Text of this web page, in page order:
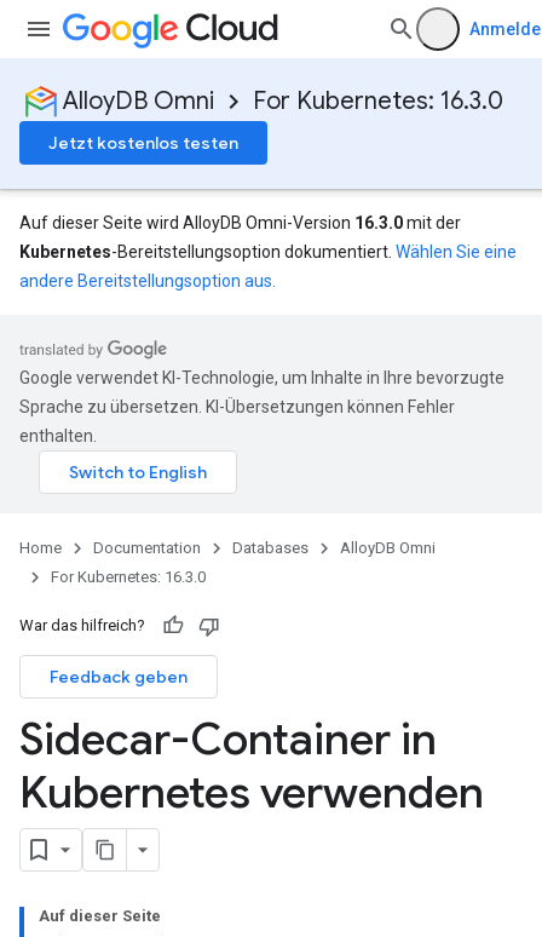
AlloyDB Omni For Kubernetes: 16.3.0
Jetzt kostenlos testen
Auf dieser Seite wird AlloyDB Omni-Version 16.3.0mit der
Kubernetes-Bereitstellungsoption dokumentiert. Wählen Sie eine
andere Bereitstellungsoption aus.
Google verwendet KI-Technologie, um Inhalte in Ihre bevorzugte
Sprache zu übersetzen. KI-Übersetzungen können Fehler
enthalten.
Home Documentation Databases
AlloyDB Omni
For Kubernetes: 16.3.0
War das hilfreich?
Feedback geben
Sidecar-Container in
Kubernetes verwenden
Auf dieser Seite